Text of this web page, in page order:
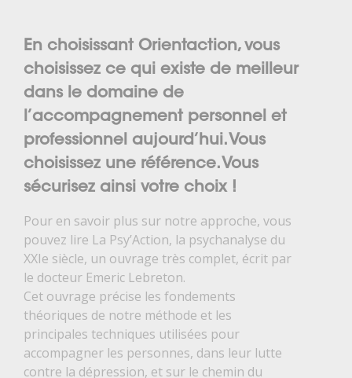
En choisissant Orientaction, vous
choisissez ce qui existe de meilleur
dans le domaine de
l’accompagnement personnel et
professionnel aujourd’hui. Vous
choisissez une référence. Vous
sécurisez ainsi votre choix !
Pour en savoir plus sur notre approche, vous
pouvez lire La Psy’Action, la psychanalyse du
XXIe siècle, un ouvrage très complet, écrit par
le docteur Emeric Lebreton.
Cet ouvrage précise les fondements
théoriques de notre méthode et les
principales techniques utilisées pour
accompagner les personnes, dans leur lutte
contre la dépression, et sur le chemin du